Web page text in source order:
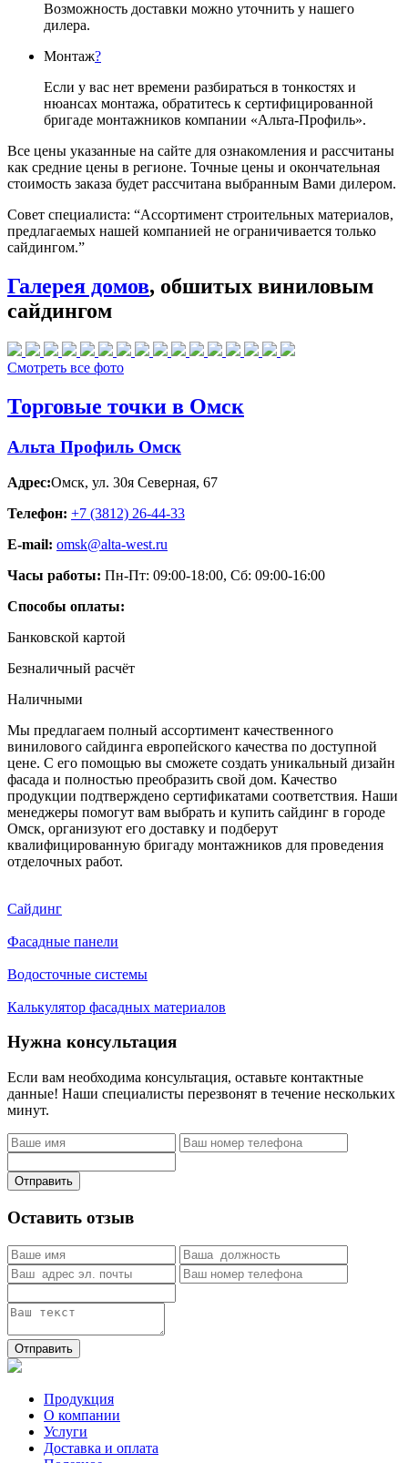
Возможность доставки можно уточнить у нашего
дилера.
Монтаж?
Если у вас нет времени разбираться в тонкостях и
нюансах монтажа, обратитесь к сертифицированной
бригаде монтажников компании «Альта-Профиль».
Все цены указанные на сайте для ознакомления и рассчитаны
как средние цены в регионе. Точные цены и окончательная
стоимость заказа будет рассчитана выбранным Вами дилером.
Совет специалиста: “Ассортимент строительных материалов,
предлагаемых нашей компанией не ограничивается только
сайдингом.”
Галерея домов, обшитых виниловым
сайдингом
Смотреть все фото
Торговые точки в Омск
Альта Профиль Омск
Адрес:Омск, ул. 30я Северная, 67
Телефон: +7 (3812) 26‑44-33
E-mail: omsk@alta-west.ru
Часы работы: Пн-Пт: 09:00-18:00, Сб: 09:00-16:00
Способы оплаты:
Банковской картой
Безналичный расчёт
Наличными
Мы предлагаем полный ассортимент качественного
винилового сайдинга европейского качества по доступной
цене. С его помощью вы сможете создать уникальный дизайн
фасада и полностью преобразить свой дом. Качество
продукции подтверждено сертификатами соответствия. Наши
менеджеры помогут вам выбрать и купить сайдинг в городе
Омск, организуют его доставку и подберут
квалифицированную бригаду монтажников для проведения
отделочных работ.
Сайдинг
Фасадные панели
Водосточные системы
Калькулятор фасадных материалов
Нужна консультация
Если вам необходима консультация, оставьте контактные
данные! Наши специалисты перезвонят в течение нескольких
минут.
Отправить
Оставить отзыв
Отправить
Продукция
О компании
Услуги
Доставка и оплата